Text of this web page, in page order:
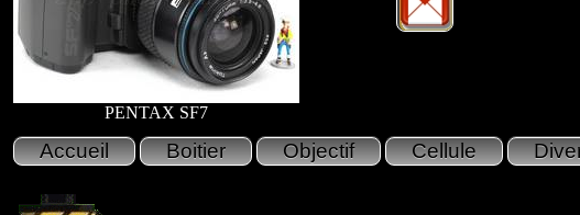
PENTAX SF7